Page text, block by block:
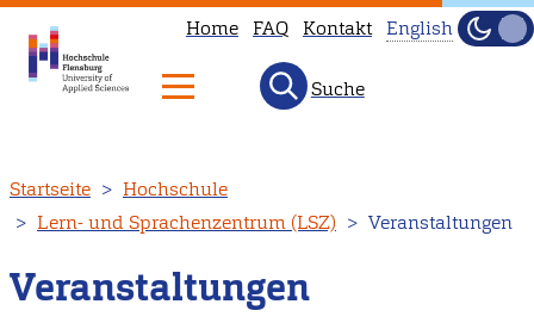
zum
Inhalt
Home FAQ Kontakt
available
English
Hell
Suche
Startseite
Hochschule
Lern- und Sprachenzentrum (LSZ)
Veranstaltungen
Veranstaltungen